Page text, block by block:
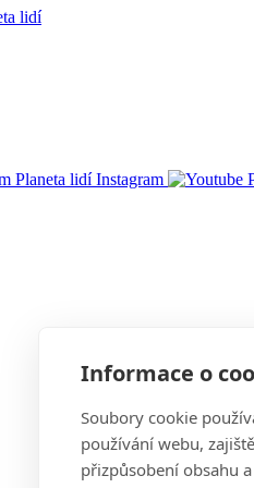
Instagram
Informace o
Soubory cookie
používání webu,
přizpůsobení obsahu